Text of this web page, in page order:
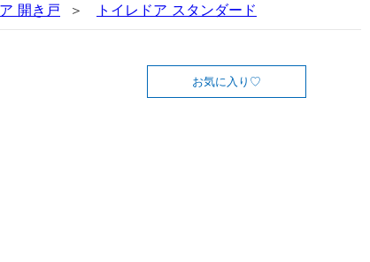
開き戸 トイレドア スタンダード
お気に入り